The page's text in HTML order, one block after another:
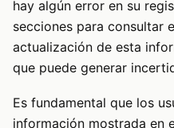
hay algún error en su
secciones para consultar
actualización de esta
que puede generar
Es fundamental que los
información mostrada en